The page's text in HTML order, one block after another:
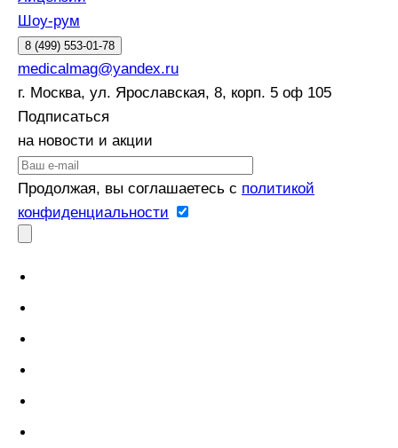
Шоу-рум
8 (499) 553-01-78
medicalmag@yandex.ru
г. Москва, ул. Ярославская, 8, корп. 5 оф 105
Подписаться
на новости и акции
Продолжая, вы соглашаетесь с политикой
конфиденциальности